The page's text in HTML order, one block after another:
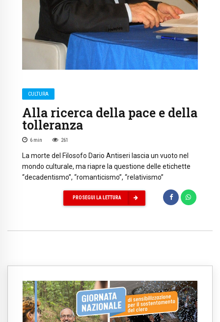
CULTURA
Alla ricerca della pace e della
tolleranza
6 min 261
La morte del Filosofo Dario Antiseri lascia un vuoto nel
mondo culturale, ma riapre la questione delle etichette
“decadentismo”, “romanticismo”, “relativismo”
PROSEGUI LA LETTURA